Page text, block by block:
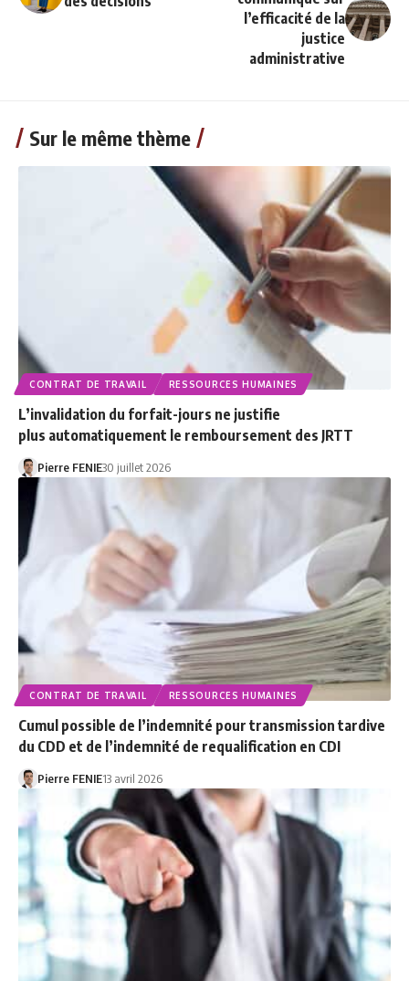
l’efficacité de la
justice
administrative
Sur le même thème
CONTRAT DE TRAVAIL RESSOURCES HUMAINES
L’invalidation du forfait-jours ne justifie
plus automatiquement le remboursement des JRTT
Pierre FENIE30 juillet 2026
CONTRAT DE TRAVAIL RESSOURCES HUMAINES
Cumul possible de l’indemnité pour transmission tardive
du CDD et de l’indemnité de requalification en CDI
Pierre FENIE13 avril 2026